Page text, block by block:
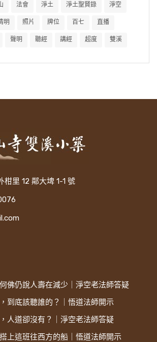
法會 淨土 淨土聖賢錄 淨空
明 照片 牌位 百七 直播
聲明 聽經 講經 超度 雙溪
柑里 12 鄰大埤 1-1 號
佛仍說人壽在減少｜淨空老法師答疑
到底該聽誰的？｜悟道法師開示
人道卻沒有？｜淨空老法師答疑
上這班往西方的船｜悟道法師開示